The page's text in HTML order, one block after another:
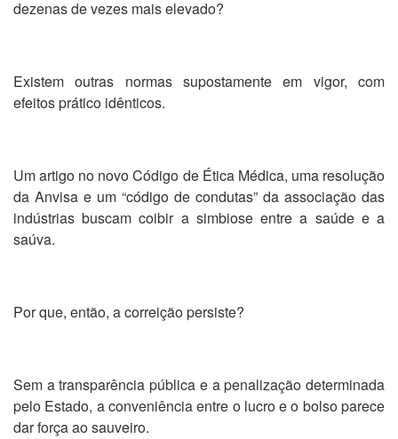
dezenas de vezes mais elevado?
Existem outras normas supostamente em vigor, com
efeitos prático idênticos.
Um artigo no novo Código de Ética Médica, uma resolução
da Anvisa e um “código de condutas” da associação das
indústrias buscam coibir a simbiose entre a saúde e a
saúva.
Por que, então, a correição persiste?
Sem a transparência pública e a penalização determinada
pelo Estado, a conveniência entre o lucro e o bolso parece
dar força ao sauveiro.